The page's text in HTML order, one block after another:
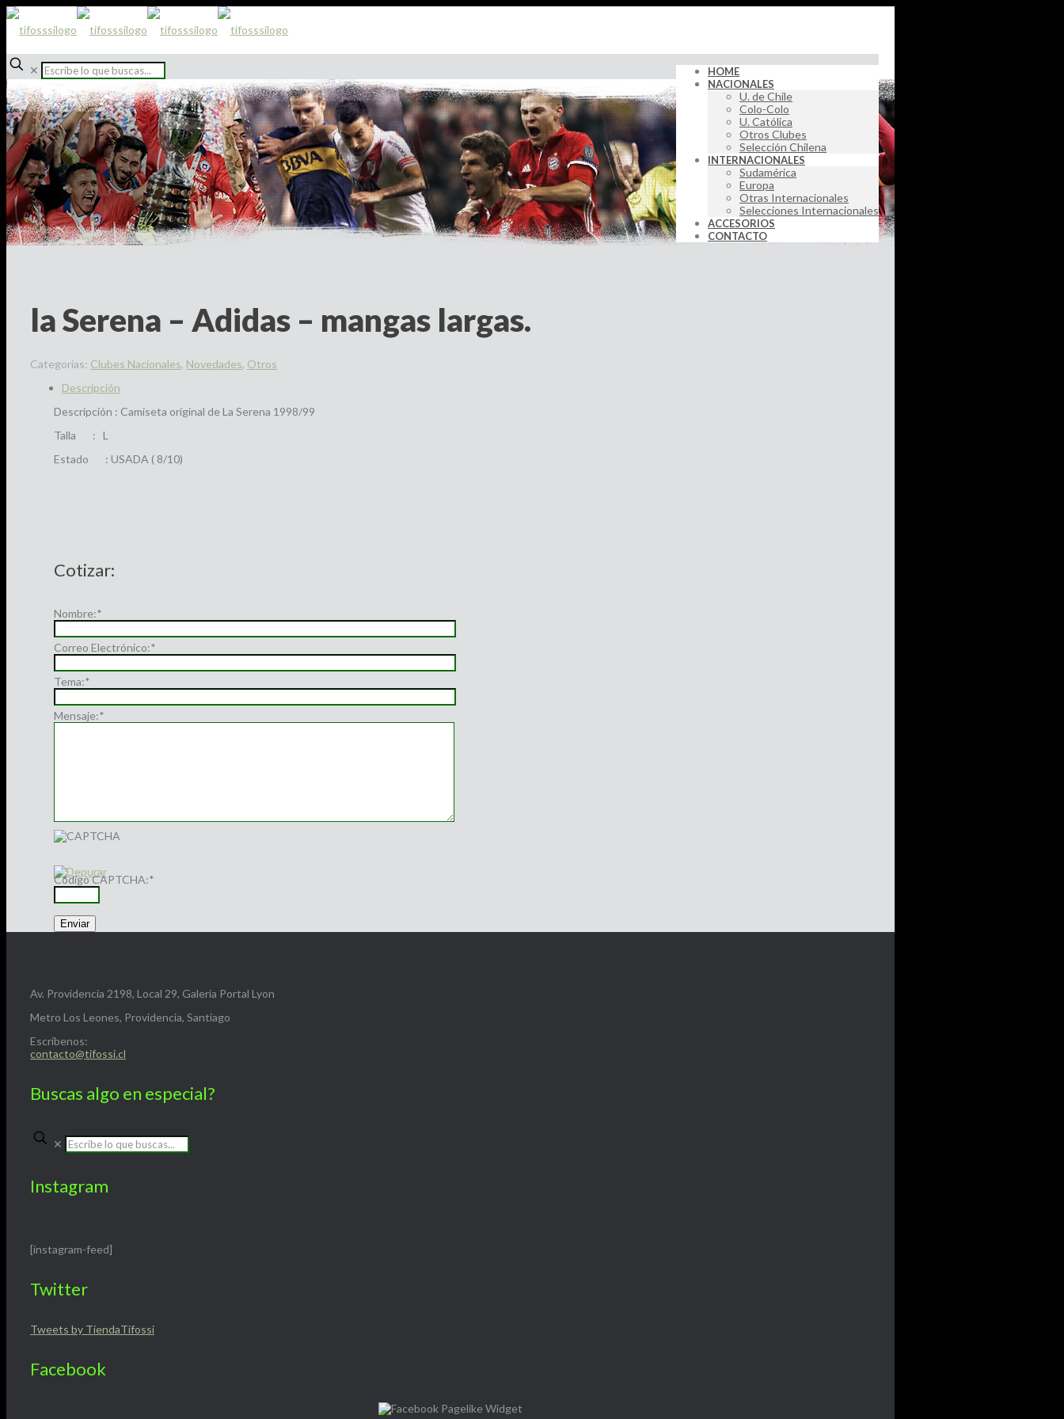
HOME
NACIONALES
U. de Chile
Colo-Colo
U. Católica
Otros Clubes
Selección Chilena
INTERNACIONALES
Sudamérica
Europa
Otras Internacionales
Selecciones Internacionales
ACCESORIOS
CONTACTO
✕
la Serena – Adidas – mangas largas.
Categorías: Clubes Nacionales, Novedades, Otros
Descripción
Descripción : Camiseta original de La Serena 1998/99
Talla : L
Estado : USADA ( 8/10)
Cotizar:
Nombre:*
Correo Electrónico:*
Tema:*
Mensaje:*
Código CAPTCHA:*
Av. Providencia 2198, Local 29, Galería Portal Lyon
Metro Los Leones, Providencia, Santiago
Escríbenos:
contacto@tifossi.cl
Buscas algo en especial?
✕
Instagram
[instagram-feed]
Twitter
Tweets by TiendaTifossi
Facebook